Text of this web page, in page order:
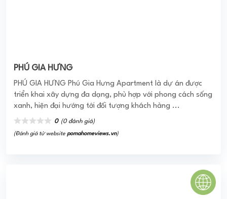
PHÚ GIA HƯNG
PHÚ GIA HƯNG Phú Gia Hưng Apartment là dự án được
triển khai xây dựng đa dạng, phù hợp với phong cách sống
xanh, hiện đại hướng tới đối tượng khách hàng ...
0 (0 đánh giá)
(Đánh giá từ website pomahomeviews.vn)